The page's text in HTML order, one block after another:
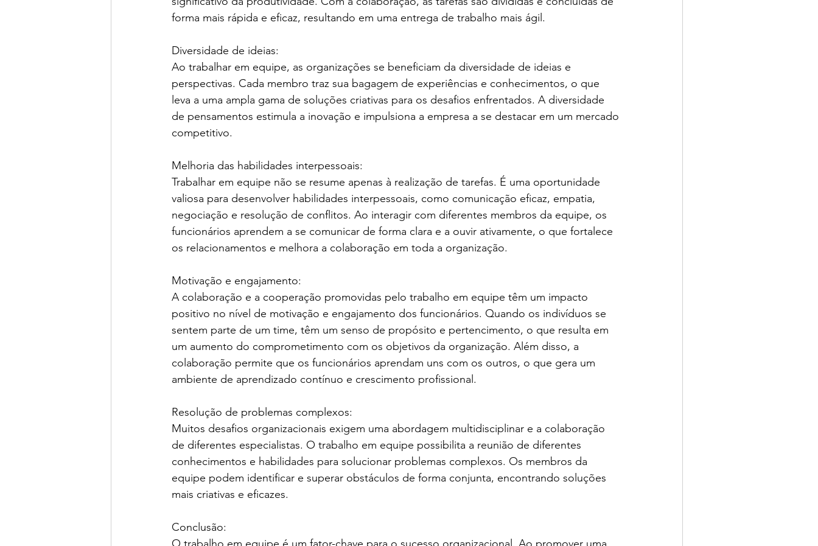
forma mais rápida e eficaz, resultando em uma entrega de trabalho mais ágil.
Diversidade de ideias:
Ao trabalhar em equipe, as organizações se beneficiam da diversidade de ideias e
perspectivas. Cada membro traz sua bagagem de experiências e conhecimentos, o que
leva a uma ampla gama de soluções criativas para os desafios enfrentados. A diversidade
de pensamentos estimula a inovação e impulsiona a empresa a se destacar em um mercado
competitivo.
Melhoria das habilidades interpessoais:
Trabalhar em equipe não se resume apenas à realização de tarefas. É uma oportunidade
valiosa para desenvolver habilidades interpessoais, como comunicação eficaz, empatia,
negociação e resolução de conflitos. Ao interagir com diferentes membros da equipe, os
funcionários aprendem a se comunicar de forma clara e a ouvir ativamente, o que fortalece
os relacionamentos e melhora a colaboração em toda a organização.
Motivação e engajamento:
A colaboração e a cooperação promovidas pelo trabalho em equipe têm um impacto
positivo no nível de motivação e engajamento dos funcionários. Quando os indivíduos se
sentem parte de um time, têm um senso de propósito e pertencimento, o que resulta em
um aumento do comprometimento com os objetivos da organização. Além disso, a
colaboração permite que os funcionários aprendam uns com os outros, o que gera um
ambiente de aprendizado contínuo e crescimento profissional.
Resolução de problemas complexos:
Muitos desafios organizacionais exigem uma abordagem multidisciplinar e a colaboração
de diferentes especialistas. O trabalho em equipe possibilita a reunião de diferentes
conhecimentos e habilidades para solucionar problemas complexos. Os membros da
equipe podem identificar e superar obstáculos de forma conjunta, encontrando soluções
mais criativas e eficazes.
Conclusão: